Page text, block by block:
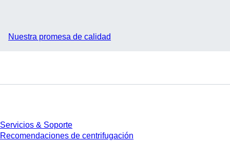
Nuestra promesa de calidad
Servicios & Soporte
Recomendaciones de centrifugación